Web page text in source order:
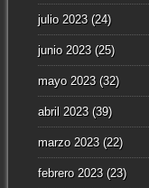
julio 2023(24)
junio 2023(25)
mayo 2023(32)
abril 2023(39)
marzo 2023(22)
febrero 2023(23)